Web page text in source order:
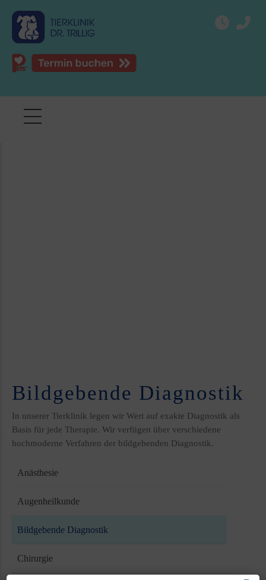
Bildgebende Diagnostik
In unserer Tierklinik legen wir Wert auf exakte Diagnostik als
Basis für jede Therapie. Wir verfügen über verschiedene
hochmoderne Verfahren der bildgebenden Diagnostik.
Anästhesie
Augenheilkunde
Bildgebende Diagnostik
Chirurgie